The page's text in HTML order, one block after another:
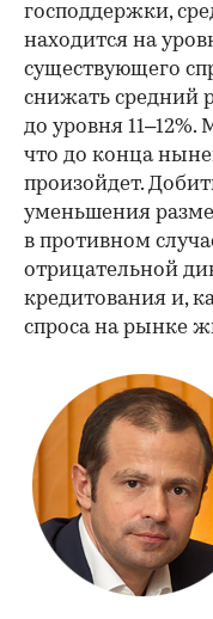
господдержки,
находится на
существующего
снижать средний
до уровня
что до конца
произойдет.
уменьшения
в противном
отрицательной
кредитования и,
спроса на рынке